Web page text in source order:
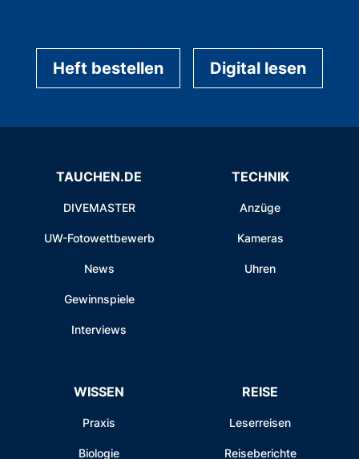
Heft bestellen Digital lesen
TAUCHEN.DE
DIVEMASTER
UW-Fotowettbewerb
News
Gewinnspiele
Interviews
TECHNIK
Anzüge
Kameras
Uhren
WISSEN
Praxis
Biologie
REISE
Leserreisen
Reiseberichte